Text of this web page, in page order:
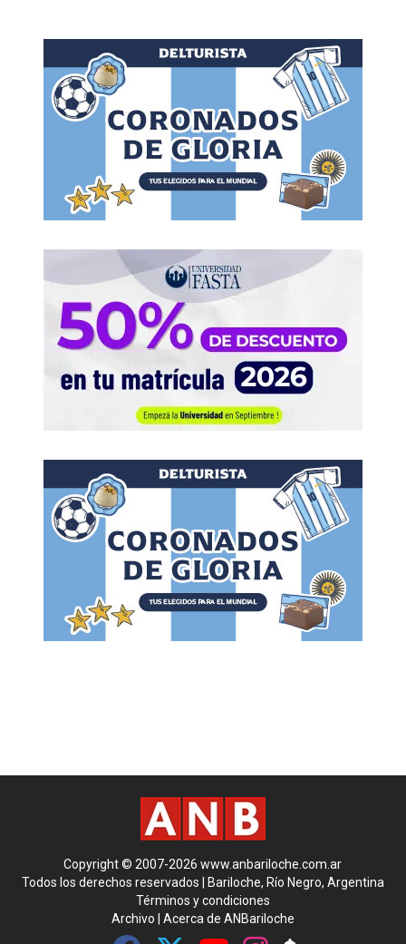
Copyright © 2007-2026 www.anbariloche.com.ar
Todos los derechos reservados | Bariloche, Río Negro, Argentina
Términos y condiciones
Archivo
Acerca de ANBariloche